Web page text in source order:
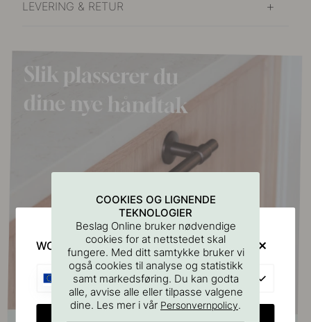
LEVERING & RETUR
COOKIES OG LIGNENDE
TEKNOLOGIER
Beslag Online bruker nødvendige
cookies for at nettstedet skal
fungere. Med ditt samtykke bruker vi
også cookies til analyse og statistikk
samt markedsføring. Du kan godta
alle, avvise alle eller tilpasse valgene
dine. Les mer i vår Personvernpolicy.
WOULD YOU RATHER VISIT?
EU